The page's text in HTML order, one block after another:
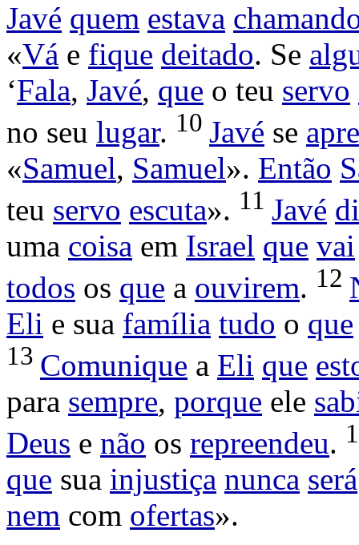
Javé quem estava
«Vá e fique deitado. Se
‘Fala, Javé, que o teu servo
no seu lugar. 10 Javé se
«Samuel, Samuel». Então
teu servo escuta». 11 Javé
uma coisa em Israel que vai
todos os que a ouvirem. 12
Eli e sua família tudo o que
13 Comunique a Eli que
para sempre, porque ele
Deus e não os repreendeu.
que sua injustiça nunca será
nem com ofertas».